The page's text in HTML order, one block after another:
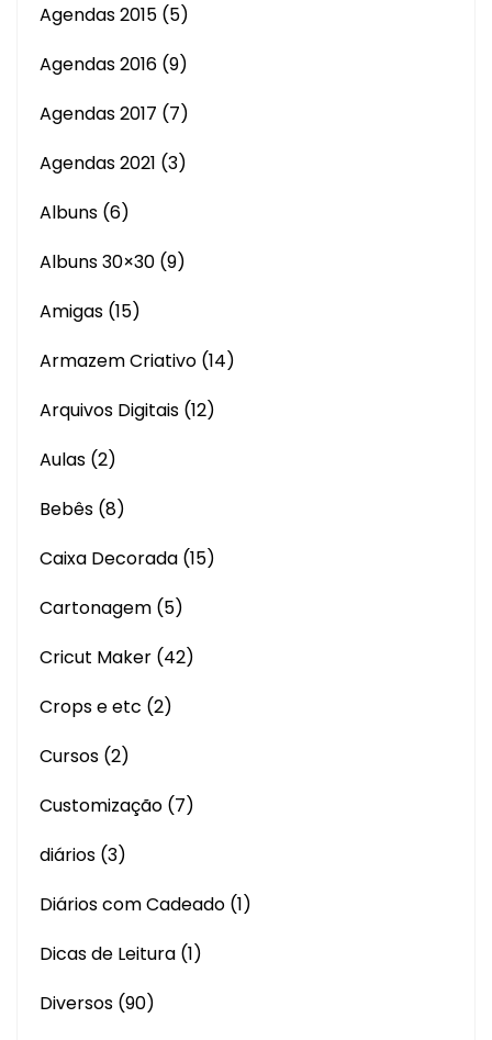
Agendas 2015 (5)
Agendas 2016 (9)
Agendas 2017 (7)
Agendas 2021 (3)
Albuns (6)
Albuns 30×30 (9)
Amigas (15)
Armazem Criativo (14)
Arquivos Digitais (12)
Aulas (2)
Bebês (8)
Caixa Decorada (15)
Cartonagem (5)
Cricut Maker (42)
Crops e etc (2)
Cursos (2)
Customização (7)
diários (3)
Diários com Cadeado (1)
Dicas de Leitura (1)
Diversos (90)